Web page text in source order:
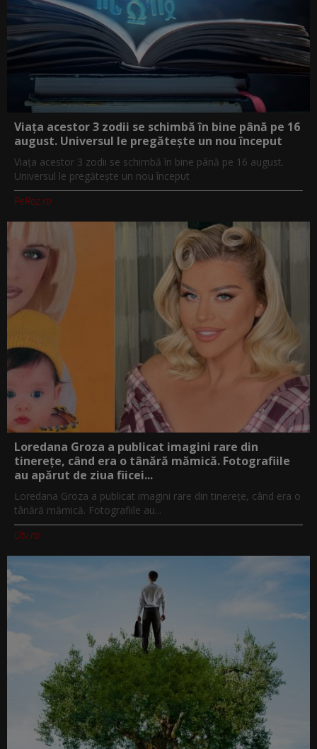
Viața acestor 3 zodii se schimbă în bine până pe 16
august. Universul le pregătește un nou început
Viața acestor 3 zodii se schimbă în bine până pe 16 august.
Universul le pregătește un nou început
PeRoz.ro
Loredana Groza a publicat imagini rare din
tinerețe, când era o tânără mămică. Fotografiile
au apărut de ziua fiicei...
Loredana Groza a publicat imagini rare din tinerețe, când era o
tânără mămică. Fotografiile au...
Utv.ro